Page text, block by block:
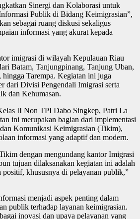
Sinergi dan Kolaborasi untuk
Publik di Bidang Keimigrasian”,
sebagai ruang diskusi sekaligus
informasi yang akurat kepada
imigrasi di wilayah Kepulauan Riau
Batam, Tanjungpinang, Tanjung Uban,
hingga Tarempa. Kegiatan ini juga
dari Divisi Pengendali Imigrasi serta
dan Kehumasan.
II Non TPI Dabo Singkep, Patri La
ini merupakan bagian dari implementasi
Komunikasi Keimigrasian (Tikim),
informasi yang adaptif dan modern.
dengan mengundang kantor Imigrasi
tujuan dilaksanakan kegiatan ini adalah
khususnya di pelayanan publik,”
menjadi aspek penting dalam
publik terhadap layanan keimigrasian.
inovasi dan upaya pelayanan yang